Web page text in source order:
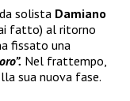
solista Damiano
fatto) al ritorno
fissato una
Nel frattempo,
sua nuova fase.